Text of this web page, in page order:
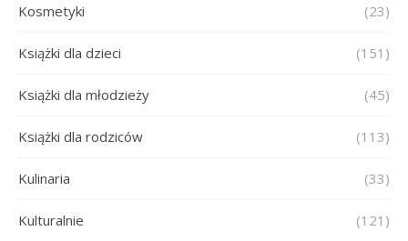
Kosmetyki (23)
Książki dla dzieci (151)
Książki dla młodzieży (45)
Książki dla rodziców (113)
Kulinaria (33)
Kulturalnie (121)